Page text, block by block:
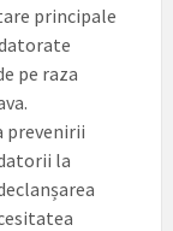
principale
pe raza
prevenirii
la